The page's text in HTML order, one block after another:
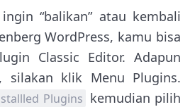
“balikan” atau kembali
WordPress, kamu bisa
Classic Editor. Adapun
silakan klik Menu Plugins.
Plugins kemudian pilih